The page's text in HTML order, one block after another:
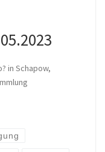
in Schapow,